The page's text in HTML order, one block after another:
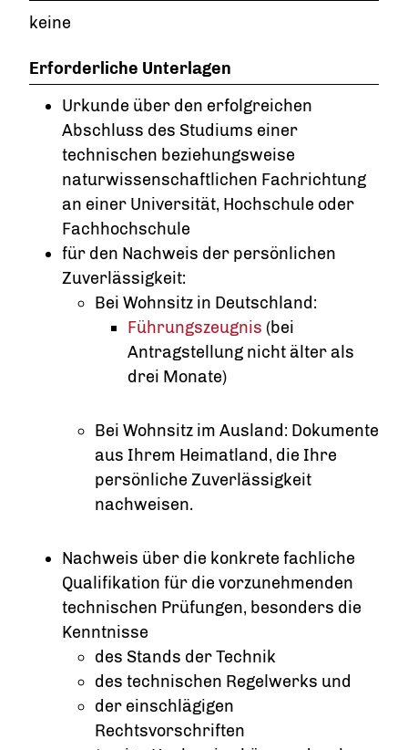
keine
Erforderliche Unterlagen
Urkunde über den erfolgreichen
Abschluss des Studiums einer
technischen beziehungsweise
naturwissenschaftlichen Fachrichtung
an einer Universität, Hochschule oder
Fachhochschule
für den Nachweis der persönlichen
Zuverlässigkeit:
Bei Wohnsitz in Deutschland:
Führungszeugnis (bei
Antragstellung nicht älter als
drei Monate)
Bei Wohnsitz im Ausland: Dokumente
aus Ihrem Heimatland, die Ihre
persönliche Zuverlässigkeit
nachweisen.
Nachweis über die konkrete fachliche
Qualifikation für die vorzunehmenden
technischen Prüfungen, besonders die
Kenntnisse
des Stands der Technik
des technischen Regelwerks und
der einschlägigen
Rechtsvorschriften